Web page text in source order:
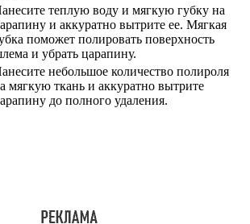
теплую воду и мягкую губку на
и аккуратно вытрите ее. Мягкая
поможет полировать поверхность
и убрать царапину.
небольшое количество полироля
мягкую ткань и аккуратно вытрите
до полного удаления.